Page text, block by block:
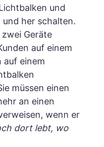
und
her schalten.
Geräte
auf einem
auf einem
müssen einen
an einen
wenn er
dort lebt, wo